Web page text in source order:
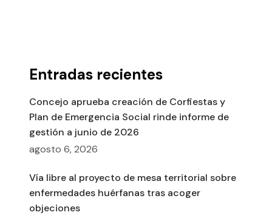
Entradas recientes
Concejo aprueba creación de Corfiestas y
Plan de Emergencia Social rinde informe de
gestión a junio de 2026
agosto 6, 2026
Vía libre al proyecto de mesa territorial sobre
enfermedades huérfanas tras acoger
objeciones